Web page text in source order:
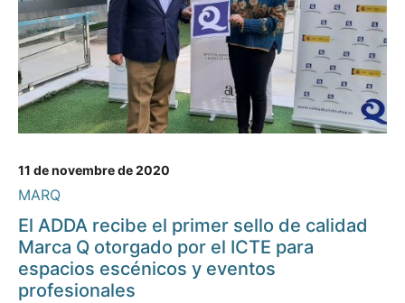
11 de novembre de 2020
MARQ
El ADDA recibe el primer sello de calidad
Marca Q otorgado por el ICTE para
espacios escénicos y eventos
profesionales